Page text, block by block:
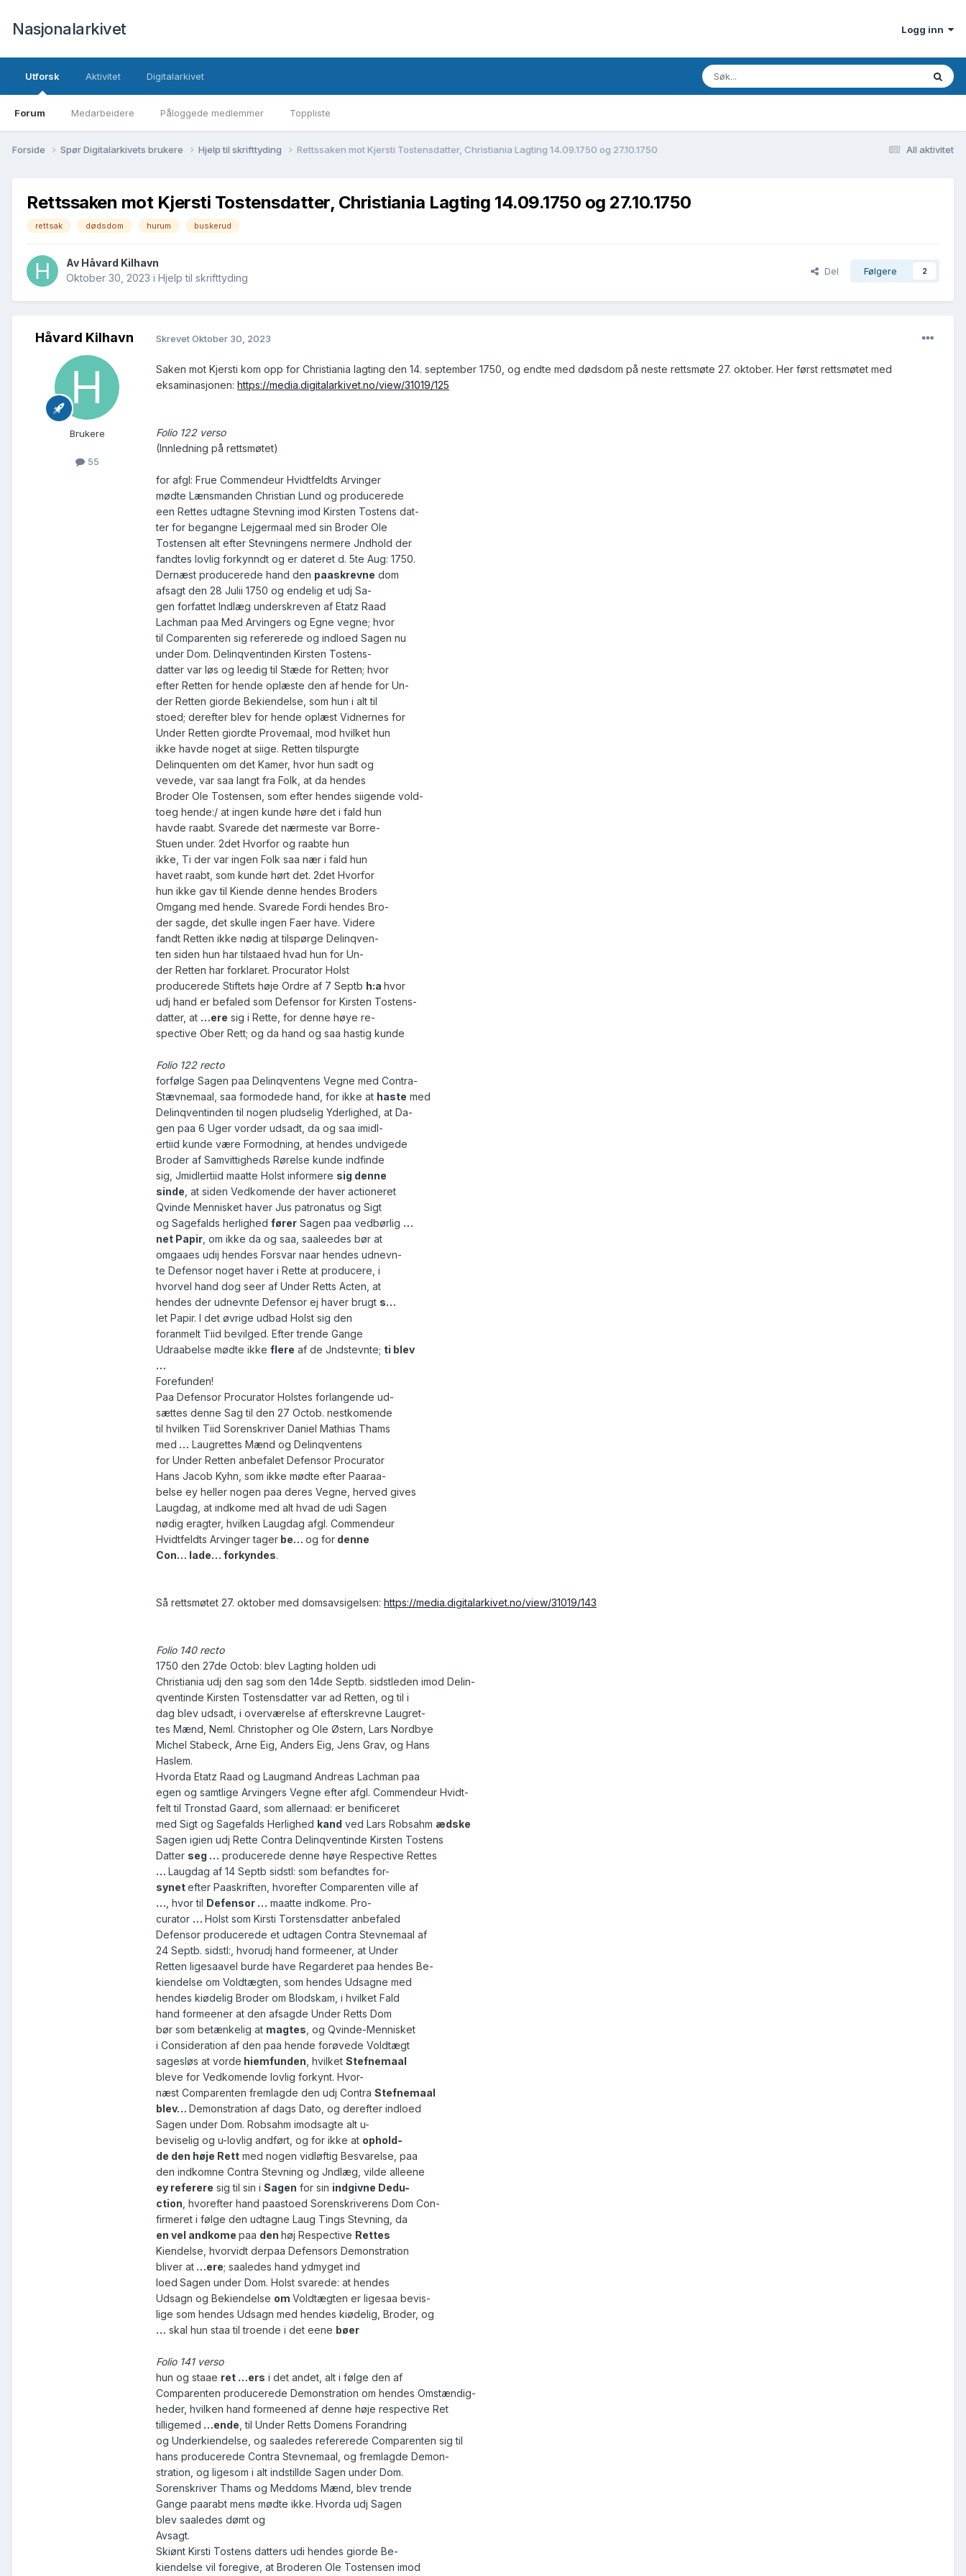
Nasjonalarkivet Logg inn
Utforsk
Forum Medarbeidere Påloggede medlemmer Toppliste
Aktivitet Digitalarkivet
All aktivitet
Forside Spør Digitalarkivets brukere Hjelp til skrifttyding Rettssaken mot Kjersti Tostensdatter, Christiania Lagting 14.09.1750 og 27.10.1750
Rettssaken mot Kjersti Tostensdatter, Christiania Lagting 14.09.1750 og 27.10.1750
rettsak dødsdom hurum buskerud
Av Håvard Kilhavn
Oktober 30, 2023 i Hjelp til skrifttyding
Del Følgere 2
Håvard Kilhavn
Brukere
55
SkrevetOktober 30, 2023
Saken mot Kjersti kom opp for Christiania lagting den 14. september 1750, og endte med dødsdom på neste rettsmøte 27. oktober. Her først rettsmøtet med
eksaminasjonen: https://media.digitalarkivet.no/view/31019/125
Folio 122 verso
(Innledning på rettsmøtet)
for afgl: Frue Commendeur Hvidtfeldts Arvinger
mødte Lænsmanden Christian Lund og producerede
een Rettes udtagne Stevning imod Kirsten Tostens dat-
ter for begangne Lejgermaal med sin Broder Ole
Tostensen alt efter Stevningens nermere Jndhold der
fandtes lovlig forkynndt og er dateret d. 5te Aug: 1750.
Dernæst producerede hand den paaskrevne dom
afsagt den 28 Julii 1750 og endelig et udj Sa-
gen forfattet Indlæg underskreven af Etatz Raad
Lachman paa Med Arvingers og Egne vegne; hvor
til Comparenten sig refererede og indloed Sagen nu
under Dom. Delinqventinden Kirsten Tostens-
datter var løs og leedig til Stæde for Retten; hvor
efter Retten for hende oplæste den af hende for Un-
der Retten giorde Bekiendelse, som hun i alt til
stoed; derefter blev for hende oplæst Vidnernes for
Under Retten giordte Provemaal, mod hvilket hun
ikke havde noget at siige. Retten tilspurgte
Delinquenten om det Kamer, hvor hun sadt og
vevede, var saa langt fra Folk, at da hendes
Broder Ole Tostensen, som efter hendes siigende vold-
toeg hende:/ at ingen kunde høre det i fald hun
havde raabt. Svarede det nærmeste var Borre-
Stuen under. 2det Hvorfor og raabte hun
ikke, Ti der var ingen Folk saa nær i fald hun
havet raabt, som kunde hørt det. 2det Hvorfor
hun ikke gav til Kiende denne hendes Broders
Omgang med hende. Svarede Fordi hendes Bro-
der sagde, det skulle ingen Faer have. Videre
fandt Retten ikke nødig at tilspørge Delinqven-
ten siden hun har tilstaaed hvad hun for Un-
der Retten har forklaret. Procurator Holst
producerede Stiftets høje Ordre af 7 Septb h:a hvor
udj hand er befaled som Defensor for Kirsten Tostens-
datter, at …ere sig i Rette, for denne høye re-
spective Ober Rett; og da hand og saa hastig kunde
Folio 122 recto
forfølge Sagen paa Delinqventens Vegne med Contra-
Stævnemaal, saa formodede hand, for ikke at haste med
Delinqventinden til nogen pludselig Yderlighed, at Da-
gen paa 6 Uger vorder udsadt, da og saa imidl-
ertiid kunde være Formodning, at hendes undvigede
Broder af Samvittigheds Rørelse kunde indfinde
sig, Jmidlertiid maatte Holst informere sig denne
sinde , at siden Vedkomende der haver actioneret
Qvinde Mennisket haver Jus patronatus og Sigt
og Sagefalds herlighed fører Sagen paa vedbørlig …
net Papir , om ikke da og saa, saaleedes bør at
omgaaes udij hendes Forsvar naar hendes udnevn-
te Defensor noget haver i Rette at producere, i
hvorvel hand dog seer af Under Retts Acten, at
hendes der udnevnte Defensor ej haver brugt s…
let Papir. I det øvrige udbad Holst sig den
foranmelt Tiid bevilged. Efter trende Gange
Udraabelse mødte ikke flere af de Jndstevnte; ti blev
…
Forefunden!
Paa Defensor Procurator Holstes forlangende ud-
sættes denne Sag til den 27 Octob. nestkomende
til hvilken Tiid Sorenskriver Daniel Mathias Thams
med … Laugrettes Mænd og Delinqventens
for Under Retten anbefalet Defensor Procurator
Hans Jacob Kyhn, som ikke mødte efter Paaraa-
belse ey heller nogen paa deres Vegne, herved gives
Laugdag, at indkome med alt hvad de udi Sagen
nødig eragter, hvilken Laugdag afgl. Commendeur
Hvidtfeldts Arvinger tager be… og for denne
Con… lade… forkyndes.
Så rettsmøtet 27. oktober med domsavsigelsen: https://media.digitalarkivet.no/view/31019/143
Folio 140 recto
1750 den 27de Octob: blev Lagting holden udi
Christiania udj den sag som den 14de Septb. sidstleden imod Delin-
qventinde Kirsten Tostensdatter var ad Retten, og til i
dag blev udsadt, i overværelse af efterskrevne Laugret-
tes Mænd, Neml. Christopher og Ole Østern, Lars Nordbye
Michel Stabeck, Arne Eig, Anders Eig, Jens Grav, og Hans
Haslem.
Hvorda Etatz Raad og Laugmand Andreas Lachman paa
egen og samtlige Arvingers Vegne efter afgl. Commendeur Hvidt-
felt til Tronstad Gaard, som allernaad: er benificeret
med Sigt og Sagefalds Herlighed kand ved Lars Robsahm ædske
Sagen igien udj Rette Contra Delinqventinde Kirsten Tostens
Datter seg … producerede denne høye Respective Rettes
… Laugdag af 14 Septb sidstl: som befandtes for-
synetefter Paaskriften, hvorefter Comparenten ville af
… , hvor til Defensor … maatte indkome. Pro-
curator … Holst som Kirsti Torstensdatter anbefaled
Defensor producerede et udtagen Contra Stevnemaal af
24 Septb. sidstl:, hvorudj hand formeener, at Under
Retten ligesaavel burde have Regarderet paa hendes Be-
kiendelse om Voldtægten, som hendes Udsagne med
hendes kiødelig Broder om Blodskam, i hvilket Fald
hand formeener at den afsagde Under Retts Dom
bør som betænkelig at magtes , og Qvinde-Mennisket
i Consideration af den paa hende forøvede Voldtægt
sagesløs at vorde hiemfunden , hvilket Stefnemaal
bleve for Vedkomende lovlig forkynt. Hvor-
næst Comparenten fremlagde den udj Contra Stefnemaal
blev… Demonstration af dags Dato, og derefter indloed
Sagen under Dom. Robsahm imodsagte alt u-
beviselig og u-lovlig andført, og for ikke at ophold-
de den høje Rett med nogen vidløftig Besvarelse, paa
den indkomne Contra Stevning og Jndlæg, vilde alleene
ey referere sig til sin i Sagen for sin indgivne Dedu-
ction , hvorefter hand paastoed Sorenskriverens Dom Con-
firmeret i følge den udtagne Laug Tings Stevning, da
en vel andkome paa den høj Respective Rettes
Kiendelse, hvorvidt derpaa Defensors Demonstration
bliver at …ere; saaledes hand ydmyget ind
loed Sagen under Dom. Holst svarede: at hendes
Udsagn og Bekiendelse om Voldtægten er ligesaa bevis-
lige som hendes Udsagn med hendes kiødelig, Broder, og
… skal hun staa til troende i det eene bøer
Folio 141 verso
hun og staae ret …ers i det andet, alt i følge den af
Comparenten producerede Demonstration om hendes Omstændig-
heder, hvilken hand formeened af denne høje respective Ret
tilligemed …ende , til Under Retts Domens Forandring
og Underkiendelse, og saaledes refererede Comparenten sig til
hans producerede Contra Stevnemaal, og fremlagde Demon-
stration, og ligesom i alt indstillde Sagen under Dom.
Sorenskriver Thams og Meddoms Mænd, blev trende
Gange paarabt mens mødte ikke. Hvorda udj Sagen
blev saaledes dømt og
Avsagt.
Skiønt Kirsti Tostens datters udi hendes giorde Be-
kiendelse vil foregive, at Broderen Ole Tostensen imod